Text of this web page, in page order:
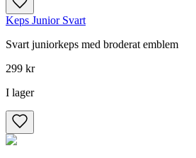
Keps Junior Svart
Svart juniorkeps med broderat emblem
299 kr
I lager